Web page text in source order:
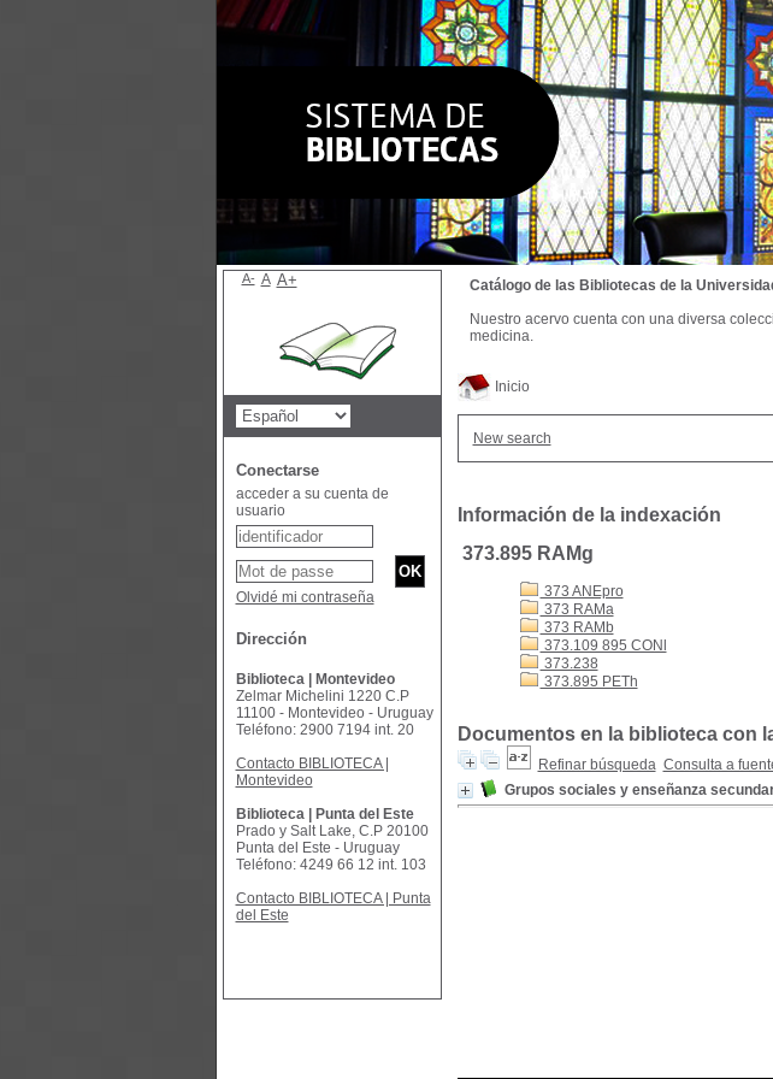
Inicio
New search
Información de la indexación
373.895 RAMg
373 ANEpro
373 RAMa
373 RAMb
373.109 895 CONl
373.238
373.895 PETh
Documentos en la biblioteca con
Refinar búsqueda Consulta a
Grupos sociales y enseñanza
Catálogo de las Bibliotecas de la
Nuestro acervo cuenta con una diversa
medicina.
A- A A+
Conectarse
acceder a su cuenta de
usuario
Olvidé mi contraseña
Dirección
Biblioteca | Montevideo
Zelmar Michelini 1220 C.P
11100 - Montevideo - Uruguay
Teléfono: 2900 7194 int. 20
Contacto BIBLIOTECA |
Montevideo
Biblioteca | Punta del Este
Prado y Salt Lake, C.P 20100
Punta del Este - Uruguay
Teléfono: 4249 66 12 int. 103
Contacto BIBLIOTECA | Punta
del Este